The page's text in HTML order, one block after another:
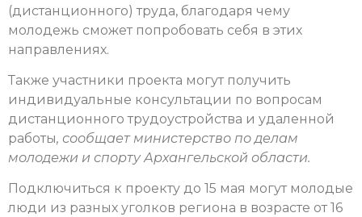
(дистанционного) труда, благодаря чему
молодежь сможет попробовать себя в этих
направлениях.
Также участники проекта могут получить
индивидуальные консультации по вопросам
дистанционного трудоустройства и удаленной
работы, сообщает министерство по делам
молодежи и спорту Архангельской области.
Подключиться к проекту до 15 мая могут молодые
люди из разных уголков региона в возрасте от 16